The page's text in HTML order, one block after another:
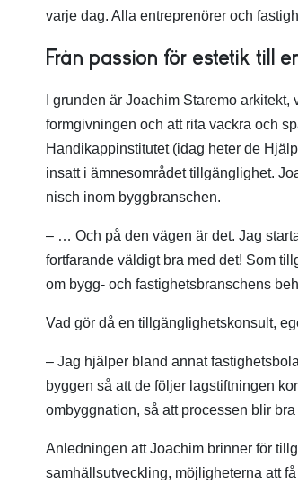
varje dag. Alla entreprenörer och
Från passion för estetik till
I grunden är Joachim Staremo
formgivningen och att rita vackra och
Handikappinstitutet (idag heter de
insatt i ämnesområdet tillgänglighet.
nisch inom byggbranschen.
– … Och på den vägen är det. Jag
fortfarande väldigt bra med det! Som
om bygg- och fastighetsbranschens
Vad gör då en tillgänglighetskonsult,
– Jag hjälper bland annat
byggen så att de följer lagstiftningen
ombyggnation, så att processen blir
Anledningen att Joachim brinner för
samhällsutveckling, möjligheterna att